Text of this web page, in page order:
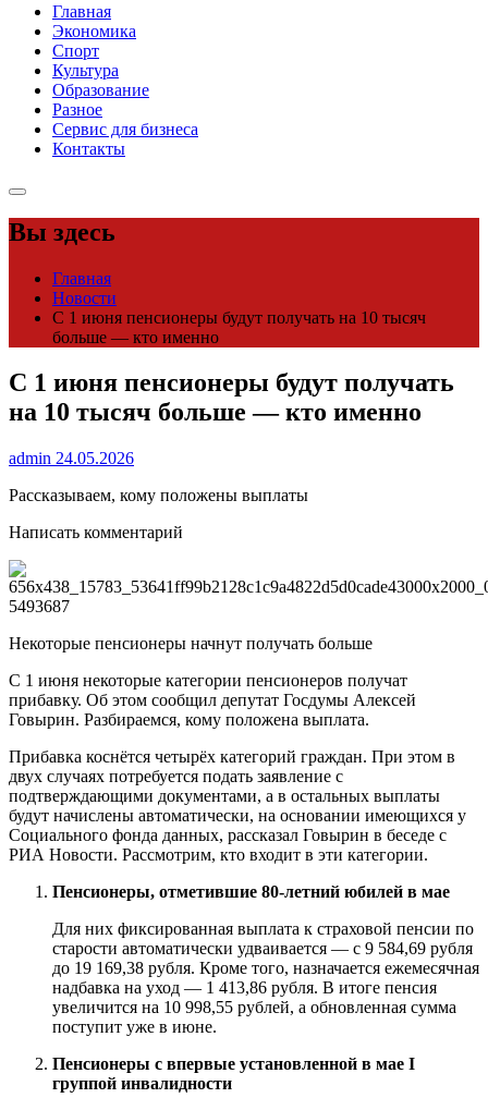
Главная
Экономика
Спорт
Культура
Образование
Разное
Сервис для бизнеса
Контакты
Вы здесь
Главная
Новости
С 1 июня пенсионеры будут получать на 10 тысяч
больше — кто именно
С 1 июня пенсионеры будут получать
на 10 тысяч больше — кто именно
admin 24.05.2026
Рассказываем, кому положены выплаты
Написать комментарий
Некоторые пенсионеры начнут получать больше
С 1 июня некоторые категории пенсионеров получат
прибавку. Об этом сообщил депутат Госдумы Алексей
Говырин. Разбираемся, кому положена выплата.
Прибавка коснётся четырёх категорий граждан. При этом в
двух случаях потребуется подать заявление с
подтверждающими документами, а в остальных выплаты
будут начислены автоматически, на основании имеющихся у
Социального фонда данных, рассказал Говырин в беседе с
РИА Новости. Рассмотрим, кто входит в эти категории.
Пенсионеры, отметившие 80‑летний юбилей в мае
Для них фиксированная выплата к страховой пенсии по
старости автоматически удваивается — с 9 584,69 рубля
до 19 169,38 рубля. Кроме того, назначается ежемесячная
надбавка на уход — 1 413,86 рубля. В итоге пенсия
увеличится на 10 998,55 рублей, а обновленная сумма
поступит уже в июне.
Пенсионеры с впервые установленной в мае I
группой инвалидности